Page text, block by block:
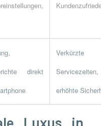
direkt
Verkürzte
Servicezeiten,
erhöhte